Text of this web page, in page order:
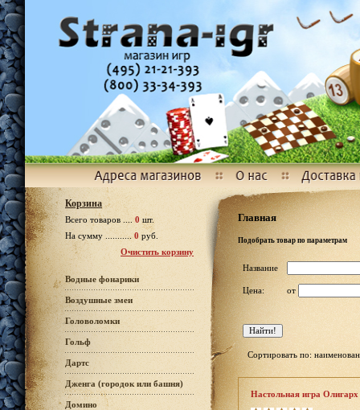
Корзина
Всего товаров ....0 шт.
На сумму ...........0руб.
Очистить корзину
Водные фонарики
Воздушные змеи
Головоломки
Гольф
Дартс
Дженга (городок или башня)
Домино
Главная
Подобрать товар по параметрам
Название
Цена: от
Сортировать по:
Настольная игра